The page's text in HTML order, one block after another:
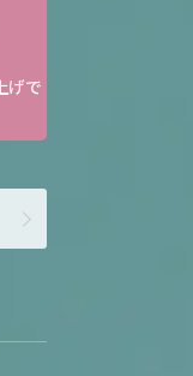
げで